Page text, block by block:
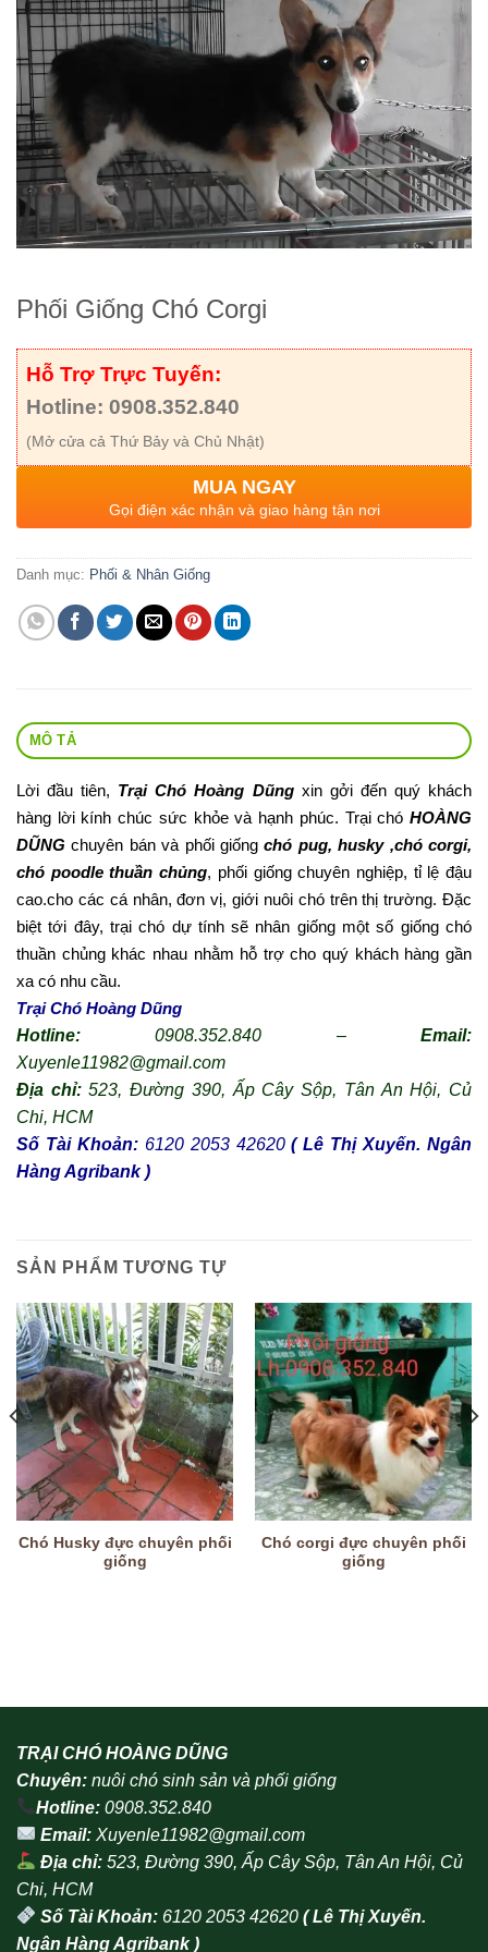
Phối Giống Chó Corgi
Hỗ Trợ Trực Tuyến:
Hotline: 0908.352.840
(Mở cửa cả Thứ Bảy và Chủ Nhật)
MUA NGAY
Gọi điện xác nhận và giao hàng tận nơi
Danh mục: Phối & Nhân Giống
MÔ TẢ
Lời đầu tiên, Trại Chó Hoàng Dũngxin gởi đến quý khách
hàng lời kính chúc sức khỏe và hạnh phúc. Trại chó HOÀNG
DŨNG chuyên bán và phối giốngchó pug, husky ,chó corgi,
chó poodle thuần chủng, phối giống chuyên nghiệp, tỉ lệ đậu
cao.cho các cá nhân, đơn vị, giới nuôi chó trên thị trường. Đặc
biệt tới đây, trại chó dự tính sẽ nhân giống một số giống chó
thuần chủng khác nhau nhằm hỗ trợ cho quý khách hàng gần
xa có nhu cầu.
Trại Chó Hoàng Dũng
Hotline: 0908.352.840 – Email:
Xuyenle11982@gmail.com
Địa chỉ:523, Đường 390, Ấp Cây Sộp, Tân An Hội, Củ
Chi, HCM
Số Tài Khoản:6120 2053 42620( Lê Thị Xuyến. Ngân
Hàng Agribank )
SẢN PHẨM TƯƠNG TỰ
Chó Husky đực chuyên phối
giống
Chó corgi đực chuyên phối
giống
TRẠI CHÓ HOÀNG DŨNG
Chuyên: nuôi chó sinh sản và phối giống
Hotline: 0908.352.840
Email: Xuyenle11982@gmail.com
Địa chỉ: 523, Đường 390, Ấp Cây Sộp, Tân An Hội, Củ
Chi, HCM
Số Tài Khoản: 6120 2053 42620( Lê Thị Xuyến.
Ngân Hàng Agribank )